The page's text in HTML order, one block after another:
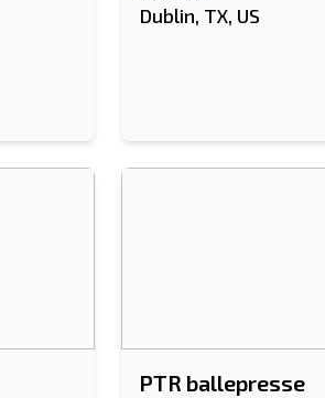
Dublin, TX, US
PTR ballepresse